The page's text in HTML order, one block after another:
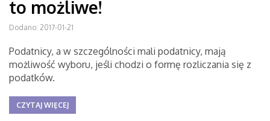
to możliwe!
Dodano: 2017-01-21
Podatnicy, a w szczególności mali podatnicy, mają
możliwość wyboru, jeśli chodzi o formę rozliczania się z
podatków.
CZYTAJ WIĘCEJ